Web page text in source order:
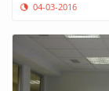
04-03-2016